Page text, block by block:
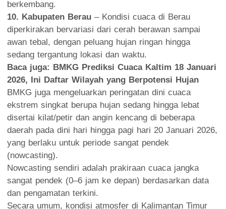
berkembang.
10. Kabupaten Berau – Kondisi cuaca di Berau
diperkirakan bervariasi dari cerah berawan sampai
awan tebal, dengan peluang hujan ringan hingga
sedang tergantung lokasi dan waktu.
Baca juga: BMKG Prediksi Cuaca Kaltim 18 Januari
2026, Ini Daftar Wilayah yang Berpotensi Hujan
BMKG juga mengeluarkan peringatan dini cuaca
ekstrem singkat berupa hujan sedang hingga lebat
disertai kilat/petir dan angin kencang di beberapa
daerah pada dini hari hingga pagi hari 20 Januari 2026,
yang berlaku untuk periode sangat pendek
(nowcasting).
Nowcasting sendiri adalah prakiraan cuaca jangka
sangat pendek (0–6 jam ke depan) berdasarkan data
dan pengamatan terkini.
Secara umum, kondisi atmosfer di Kalimantan Timur